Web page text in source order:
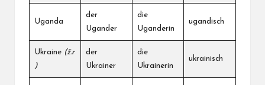
Uganda
der
Ugander
die
Uganderin
ugandisch
Ukraine (ž.r
)
der
Ukrainer
die
Ukrainerin
ukrainisch